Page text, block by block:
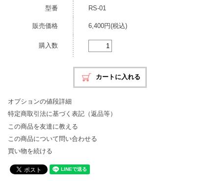
型番 RS-01
販売価格 6,400円(税込)
購入数
オプションの値段詳細
特定商取引法に基づく表記（返品等）
この商品を友達に教える
この商品について問い合わせる
買い物を続ける